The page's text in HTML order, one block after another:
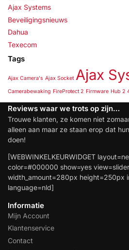
Ajax Systems
Beveiligingsnieuws
Dahua
Texecom
Tags
Ajax Camera's Ajax Socket Ajax
Camerabewaking FireProtect 2 Firmware Hub 2
Reviews waar we trots op zijn…
Trouwe klanten, ze komen niet
alleen aan maar ze staan erop dat
doen!
[WEBWINKELKEURWIDGET
color=#000000 show=yes
width_amount=280px height=250px
language=nld]
Informatie
Mijn Account
Klantenservice
Contact